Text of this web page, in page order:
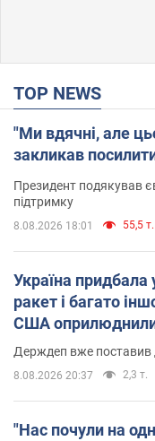
TOP NEWS
"Ми вдячні, але
закликав
Президент подякував
підтримку
8.08.2026 18:01 55,5 т.
Україна придбала
ракет і багато
США
Держдеп вже поставив
8.08.2026 20:37 2,3 т.
"Нас почули на